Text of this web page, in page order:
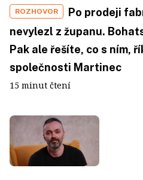
ROZHOVOR
Po prodeji
nevylezl z županu.
Pak ale řešíte, co s ním,
společnosti Martinec
15 minut čtení